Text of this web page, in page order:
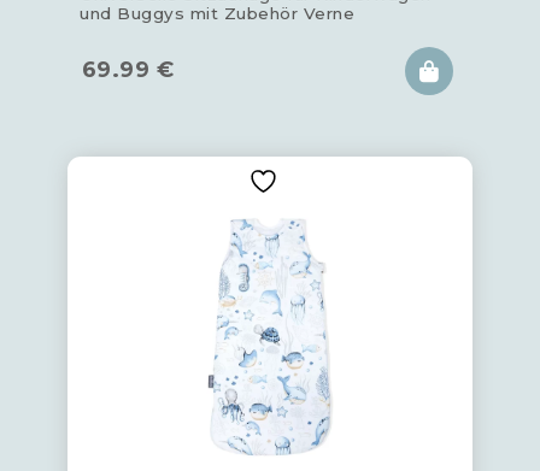
und Buggys mit Zubehör Verne
69.99 €